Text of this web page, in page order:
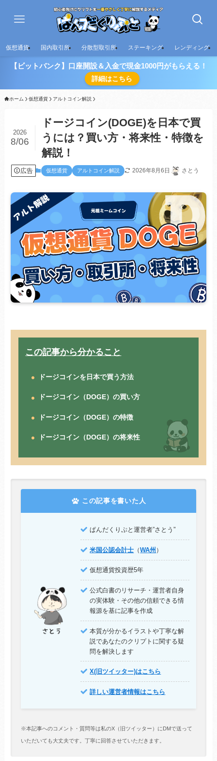
仮想通貨 国内取引所 分散型取引所 ステーキング レンディング
【ビットバンク】口座開設＆入金で現金1000円がもらえる！
詳細はこちら
ホーム 仮想通貨 アルトコイン解説
ドージコイン(DOGE)を日本で買
うには？買い方・将来性・特徴を
解説！
2026
8/06
広告 仮想通貨 アルトコイン解説 2026年8月6日 さとう
この記事から分かること
ドージコインを日本で買う方法
ドージコイン（DOGE）の買い方
ドージコイン（DOGE）の特徴
ドージコイン（DOGE）の将来性
この記事を書いた人
ぱんだくりぷと運営者”さとう”
米国公認会計士 （WA州 ）
仮想通貨投資歴5年
公式白書のリサーチ・運営者自身
の実体験・その他の信頼できる情
報源を基に記事を作成
本質が分かるイラストや丁寧な解
説であなたのクリプトに関する疑
問を解決します
X(旧ツイッター)はこちら
詳しい運営者情報はこちら
※本記事へのコメント・質問等は私のX（旧ツイッター）にDMで送って
いただいても大丈夫です。丁寧に回答させていただきます。